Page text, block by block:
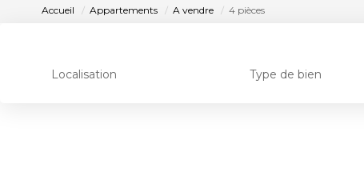
Accueil Appartements A vendre 4 pièces
Localisation Type de bien